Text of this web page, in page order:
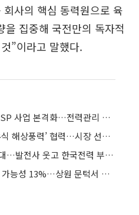
사의 핵심 동력원으로 육
을 집중해 국전만의 독자적
”이라고 말했다.
LG CNS, 한국전력 차세대 ISP 사업 본격화…전력관리 시스템 AI로 재설계
LS전선·한국전력기술, ‘부유식 해상풍력’ 협력…시장 선점 나선다
하나증권 “유가 100달러 시대…발전사 웃고 한국전력 부담 커진다”
美 클래리티 법안 연내 통과 가능성 13%…상원 문턱서 제동